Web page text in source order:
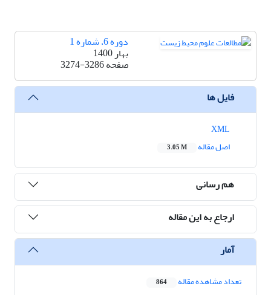
دوره 6، شماره 1
بهار 1400
صفحه3274-3286
فایل ها
اصل مقاله
3.05 M
هم رسانی
ارجاع به این مقاله
آمار
تعداد مشاهده مقاله 864